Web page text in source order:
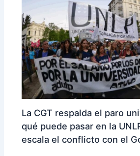
La CGT respalda el paro
qué puede pasar en la
escala el conflicto con el